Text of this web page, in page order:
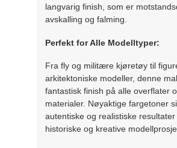
langvarig finish, som er
avskalling og falming.
Perfekt for Alle Modelltyper:
Fra fly og militære kjøretøy til
arkitektoniske modeller, denne
fantastisk finish på alle overflater
materialer. Nøyaktige fargetoner
autentiske og realistiske
historiske og kreative